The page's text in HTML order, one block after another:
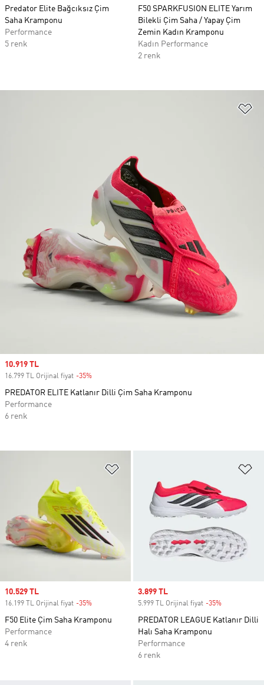
Predator Elite Bağcıksız Çim
Saha Kramponu
Performance
5 renk
F50 SPARKFUSION ELITE Yarım
Bilekli Çim Saha / Yapay Çim
Zemin Kadın Kramponu
Kadın Performance
2 renk
Sale price
10.529 TL
16.199 TL Orijinal fiyat -35%
F50 Elite Çim Saha Kramponu
Performance
4 renk
Sale price
3.899 TL
5.999 TL Orijinal fiyat -35%
PREDATOR LEAGUE Katlanır Dilli
Halı Saha Kramponu
Performance
6 renk
Sale price
10.919 TL
16.799 TL Orijinal fiyat -35%
PREDATOR ELITE Katlanır Dilli Çim Saha Kramponu
Performance
6 renk